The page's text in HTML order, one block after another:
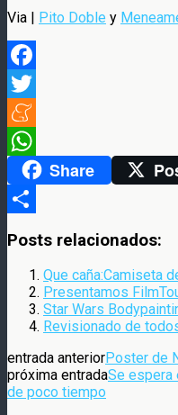
Via | Pito Doble y
Facebook
Twitter
Meneame
WhatsAppShare
Posts relacionados:
Que caña:Camiseta
Presentamos
Star Wars
Revisionado de
entrada anteriorPoster de
próxima entradaSe espera
de poco tiempo